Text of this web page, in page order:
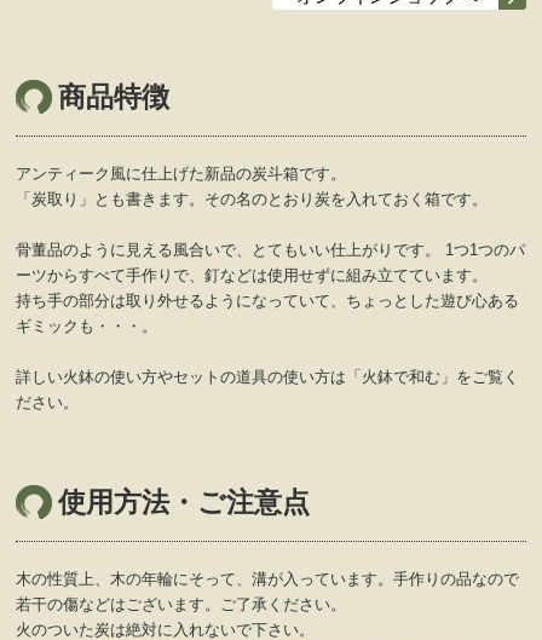
商品特徴
アンティーク風に仕上げた新品の炭斗箱です。
「炭取り」とも書きます。その名のとおり炭を入れておく箱です。
骨董品のように見える風合いで、とてもいい仕上がりです。 1つ1つのパ
ーツからすべて手作りで、釘などは使用せずに組み立てています。
持ち手の部分は取り外せるようになっていて、ちょっとした遊び心ある
ギミックも・・・。
詳しい火鉢の使い方やセットの道具の使い方は「火鉢で和む」をご覧く
ださい。
使用方法・ご注意点
木の性質上、木の年輪にそって、溝が入っています。手作りの品なので
若干の傷などはございます。ご了承ください。
火のついた炭は絶対に入れないで下さい。